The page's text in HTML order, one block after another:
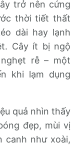
trở nên cứng
thời tiết thất
dài hay lạnh
Cây ít bị ngộ
rễ – một
khi lạm dụng
quả nhìn thấy
đẹp, mùi vị
canh như xoài,